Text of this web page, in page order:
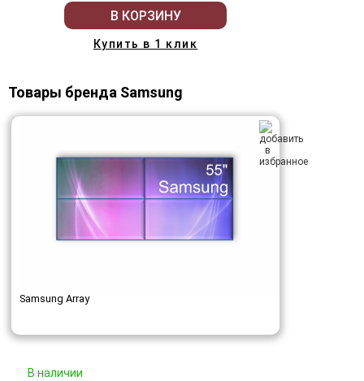
В КОРЗИНУ
Купить в 1 клик
Товары бренда Samsung
Samsung Array
В наличии